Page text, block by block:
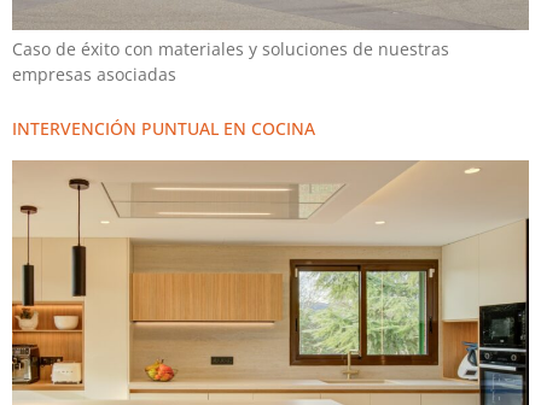
Caso de éxito con materiales y soluciones de nuestras
empresas asociadas
INTERVENCIÓN PUNTUAL EN COCINA